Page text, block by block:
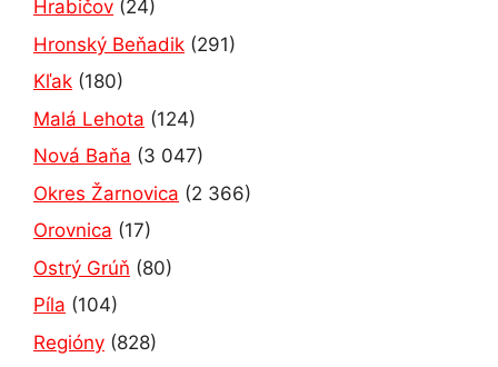
Hrabičov (24)
Hronský Beňadik (291)
Kľak (180)
Malá Lehota (124)
Nová Baňa (3 047)
Okres Žarnovica (2 366)
Orovnica (17)
Ostrý Grúň (80)
Píla (104)
Regióny (828)